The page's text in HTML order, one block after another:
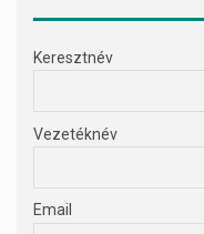
Keresztnév
Vezetéknév
Email